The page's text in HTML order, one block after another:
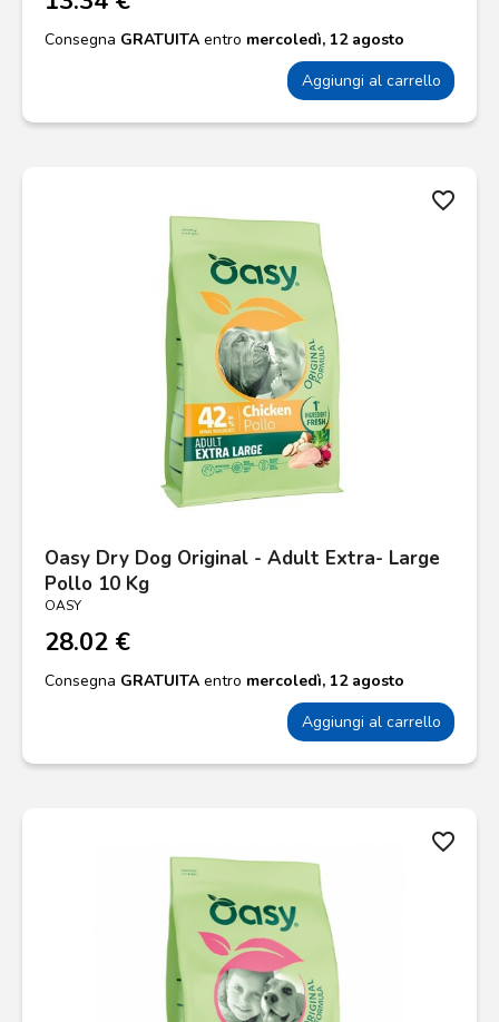
Consegna GRATUITA entro mercoledì, 12 agosto
Aggiungi al carrello
favorite_border
Oasy Dry Dog Original - Adult Extra- Large
Pollo 10 Kg
OASY
28.02 €
Consegna GRATUITA entro mercoledì, 12 agosto
Aggiungi al carrello
favorite_border